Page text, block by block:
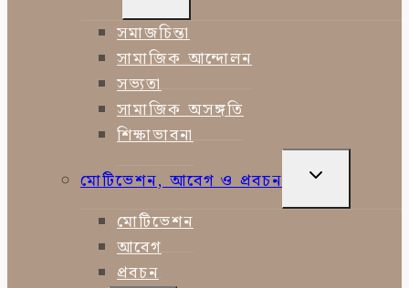
MENU
সমাজচিন্তা
সামাজিক আন্দোলন
সভ্যতা
সামাজিক অসঙ্গতি
শিক্ষাভাবনা
মোটিভেশন, আবেগ ও প্রবচন
TOGGLE
মোটিভেশন
আবেগ
প্রবচন